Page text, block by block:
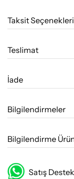
Taksit Seçenekleri
Teslimat
İade
Bilgilendirmeler
Bilgilendirme
Satış Destek